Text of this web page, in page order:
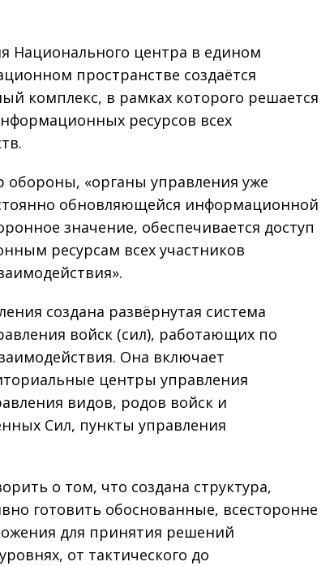
Национального центра в едином
пространстве создаётся
комплекс, в рамках которого решается
ресурсов всех
обороны, «органы управления уже
обновляющейся информационной
значение, обеспечивается доступ
ресурсам всех участников
создана развёрнутая система
войск (сил), работающих по
Она включает
центры управления
видов, родов войск и
Сил, пункты управления
о том, что создана структура,
готовить обоснованные, всесторонне
для принятия решений
от тактического до